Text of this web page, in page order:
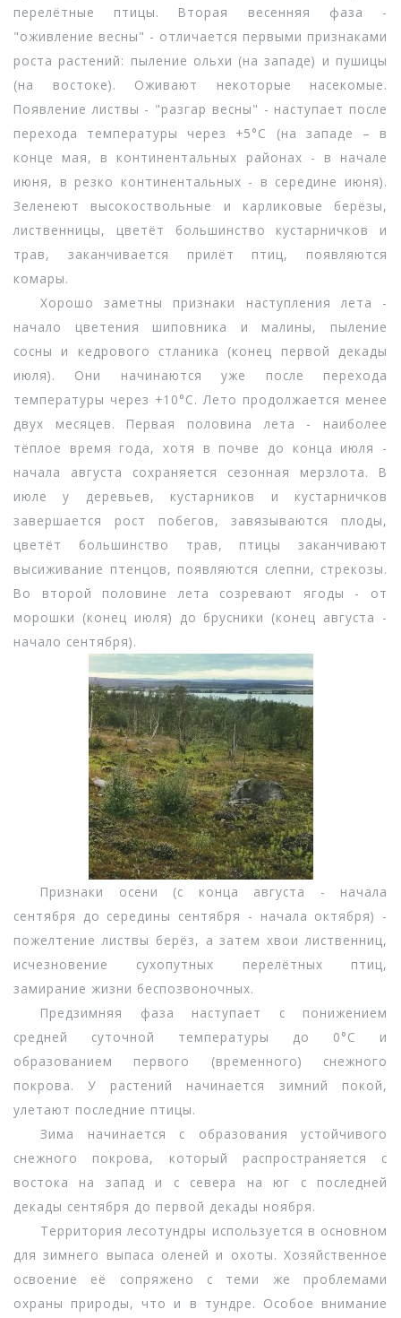
перелётные птицы. Вторая весенняя фаза -
"оживление весны" - отличается первыми признаками
роста растений: пыление ольхи (на западе) и пушицы
(на востоке). Оживают некоторые насекомые.
Появление листвы - "разгар весны" - наступает после
перехода температуры через +5°С (на западе – в
конце мая, в континентальных районах - в начале
июня, в резко континентальных - в середине июня).
Зеленеют высокоствольные и карликовые берёзы,
лиственницы, цветёт большинство кустарничков и
трав, заканчивается прилёт птиц, появляются
комары.
Хорошо заметны признаки наступления лета -
начало цветения шиповника и малины, пыление
сосны и кедрового стланика (конец первой декады
июля). Они начинаются уже после перехода
температуры через +10°С. Лето продолжается менее
двух месяцев. Первая половина лета - наиболее
тёплое время года, хотя в почве до конца июля -
начала августа сохраняется сезонная мерзлота. В
июле у деревьев, кустарников и кустарничков
завершается рост побегов, завязываются плоды,
цветёт большинство трав, птицы заканчивают
высиживание птенцов, появляются слепни, стрекозы.
Во второй половине лета созревают ягоды - от
морошки (конец июля) до брусники (конец августа -
начало сентября).
Признаки осени (с конца августа - начала
сентября до середины сентября - начала октября) -
пожелтение листвы берёз, а затем хвои лиственниц,
исчезновение сухопутных перелётных птиц,
замирание жизни беспозвоночных.
Предзимняя фаза наступает с понижением
средней суточной температуры до 0°С и
образованием первого (временного) снежного
покрова. У растений начинается зимний покой,
улетают последние птицы.
Зима начинается с образования устойчивого
снежного покрова, который распространяется с
востока на запад и с севера на юг с последней
декады сентября до первой декады ноября.
Территория лесотундры используется в основном
для зимнего выпаса оленей и охоты. Хозяйственное
освоение её сопряжено с теми же проблемами
охраны природы, что и в тундре. Особое внимание